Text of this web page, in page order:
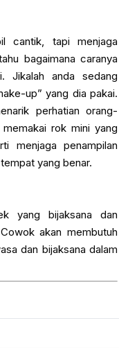
cantik, tapi menjaga
bagaimana caranya
Jikalah anda sedang
up” yang dia pakai.
perhatian orang-
rok mini yang
menjaga penampilan
yang benar.
yang bijaksana dan
akan membutuh
dan bijaksana dalam